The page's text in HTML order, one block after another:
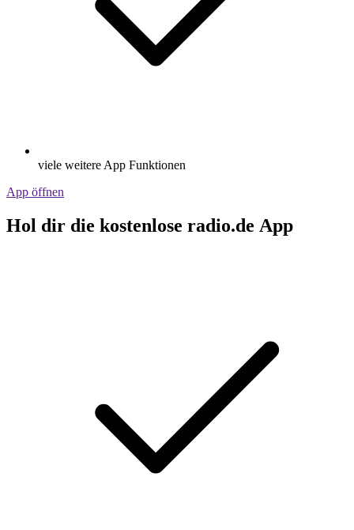
viele weitere App Funktionen
App öffnen
Hol dir die kostenlose radio.de App